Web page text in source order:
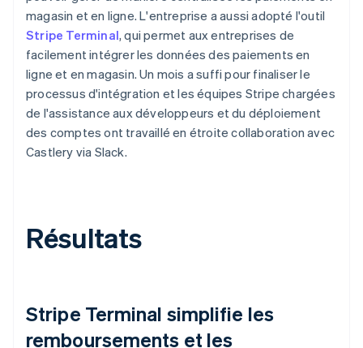
magasin et en ligne. L'entreprise a aussi adopté l'outil
Stripe Terminal, qui permet aux entreprises de
facilement intégrer les données des paiements en
ligne et en magasin. Un mois a suffi pour finaliser le
processus d'intégration et les équipes Stripe chargées
de l'assistance aux développeurs et du déploiement
des comptes ont travaillé en étroite collaboration avec
Castlery via Slack.
Résultats
Stripe Terminal simplifie les
remboursements et les